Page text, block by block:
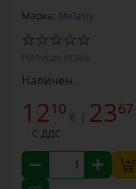
Марка: Melasty
Напиши отзив
Наличен.
1210 € | 2367
С ДДС